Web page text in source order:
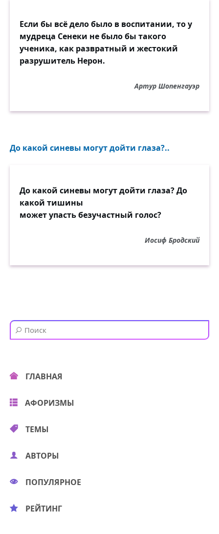
Если бы всё дело было в воспитании, то у
мудреца Сенеки не было бы такого
ученика, как развратный и жестокий
разрушитель Нерон.
Артур Шопенгауэр
До какой синевы могут дойти глаза?..
До какой синевы могут дойти глаза? До
какой тишины
может упасть безучастный голос?
Иосиф Бродский
ГЛАВНАЯ
АФОРИЗМЫ
ТЕМЫ
АВТОРЫ
ПОПУЛЯРНОЕ
РЕЙТИНГ